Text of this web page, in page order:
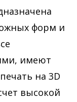
форм и
имеют
на 3D
высокой